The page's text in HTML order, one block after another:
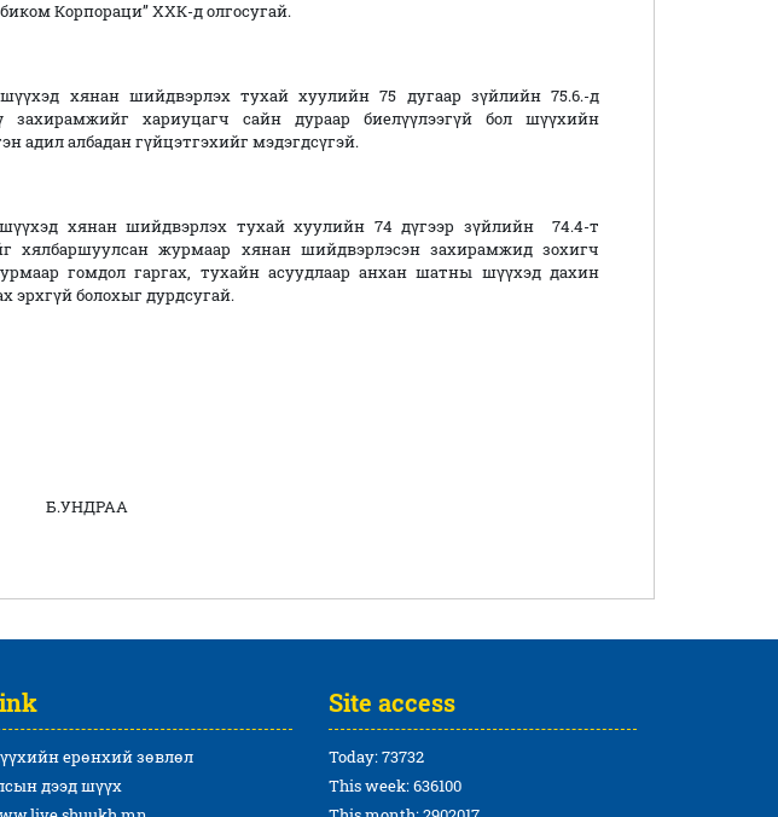
Корпораци” ХХК-д олгосугай.
хянан шийдвэрлэх тухай хуулийн 75 дугаар зүйлийн 75.6.-д
захирамжийг хариуцагч сайн дураар биелүүлээгүй бол шүүхийн
адил албадан гүйцэтгэхийг мэдэгдсүгэй.
хянан шийдвэрлэх тухай хуулийн 74 дүгээр зүйлийн 74.4-т
хялбаршуулсан журмаар хянан шийдвэрлэсэн захирамжид зохигч
гомдол гаргах, тухайн асуудлаар анхан шатны шүүхэд дахин
эрхгүй болохыг дурдсугай.
ерөнхий зөвлөл
дээд шүүх
Site access
Today: 73732
This week: 636100